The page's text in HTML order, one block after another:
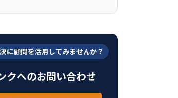
に顧問を活用してみませんか？
クへのお問い合わせ